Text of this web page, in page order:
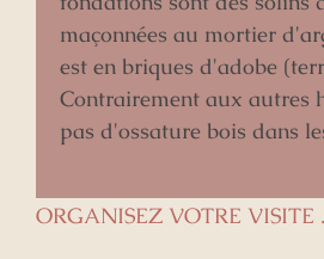
maçonnées au mortier
est en briques d'adobe
Contrairement aux autres
pas d'ossature bois dans
ORGANISEZ VOTRE VISITE